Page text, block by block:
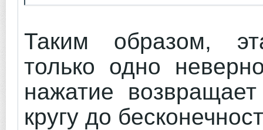
Таким образом,
только одно
нажатие
кругу до